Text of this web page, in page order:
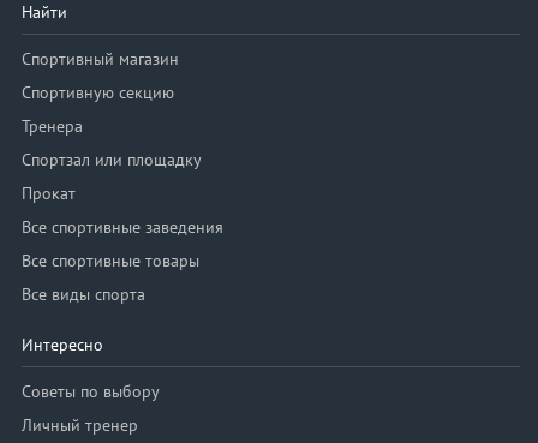
Найти
Спортивный магазин
Спортивную секцию
Тренера
Спортзал или площадку
Прокат
Все спортивные заведения
Все спортивные товары
Все виды спорта
Интересно
Советы по выбору
Личный тренер